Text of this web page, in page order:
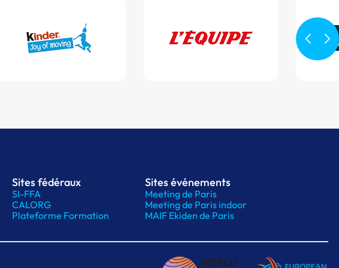
Sites fédéraux
SI-FFA
CALORG
Plateforme Formation
Sites événements
Meeting de Paris
Meeting de Paris indoor
MAIF Ekiden de Paris